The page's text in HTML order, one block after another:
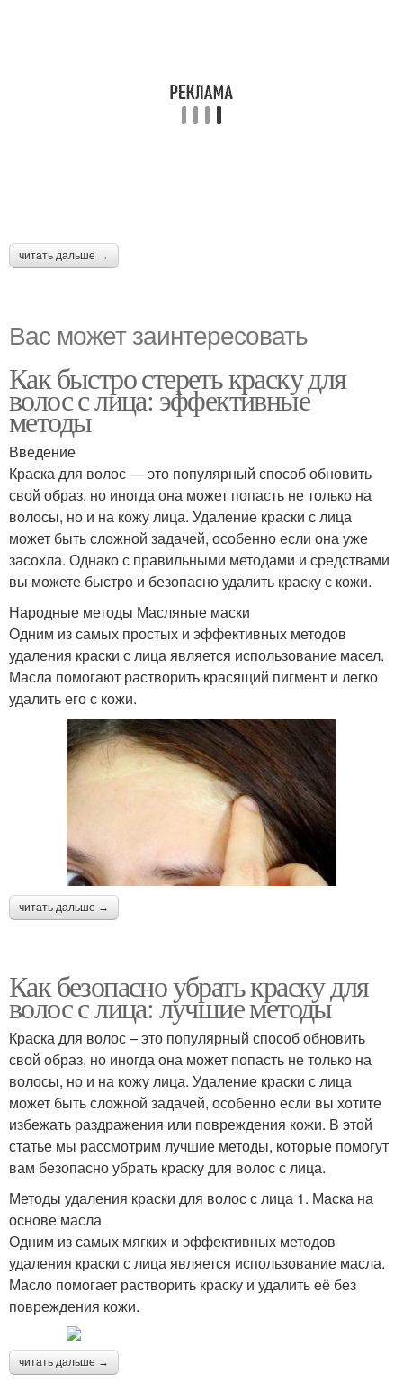
читать дальше →
Вас может заинтересовать
Как быстро стереть краску для
волос с лица: эффективные
методы
Введение
Краска для волос — это популярный способ обновить
свой образ, но иногда она может попасть не только на
волосы, но и на кожу лица. Удаление краски с лица
может быть сложной задачей, особенно если она уже
засохла. Однако с правильными методами и средствами
вы можете быстро и безопасно удалить краску с кожи.
Народные методы Масляные маски
Одним из самых простых и эффективных методов
удаления краски с лица является использование масел.
Масла помогают растворить красящий пигмент и легко
удалить его с кожи.
читать дальше →
Как безопасно убрать краску для
волос с лица: лучшие методы
Краска для волос – это популярный способ обновить
свой образ, но иногда она может попасть не только на
волосы, но и на кожу лица. Удаление краски с лица
может быть сложной задачей, особенно если вы хотите
избежать раздражения или повреждения кожи. В этой
статье мы рассмотрим лучшие методы, которые помогут
вам безопасно убрать краску для волос с лица.
Методы удаления краски для волос с лица 1. Маска на
основе масла
Одним из самых мягких и эффективных методов
удаления краски с лица является использование масла.
Масло помогает растворить краску и удалить её без
повреждения кожи.
читать дальше →